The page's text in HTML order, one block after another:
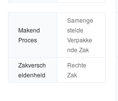
Makend
Proces
Samenge
stelde
Verpakke
nde Zak
Zakversch
eidenheid
Rechte
Zak